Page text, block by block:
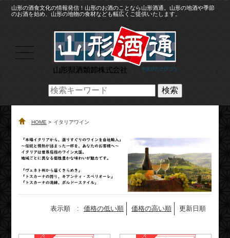
山形の酒食文化の情報発信！山形のお酒のことなら山形酒通。山形の地酒や季節
のお酒を始め、山形の地物の食材なども幅広くご提供いたします。
検索
HOME イタリアワイン
表示順 : 価格の低い順 価格の高い順 更新日順